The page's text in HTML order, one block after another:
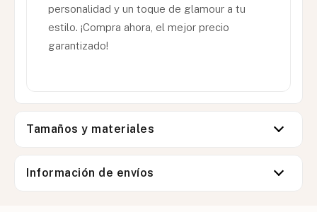
personalidad y un toque de glamour a tu
estilo. ¡Compra ahora, el mejor precio
garantizado!
Tamaños y materiales
Información de envíos